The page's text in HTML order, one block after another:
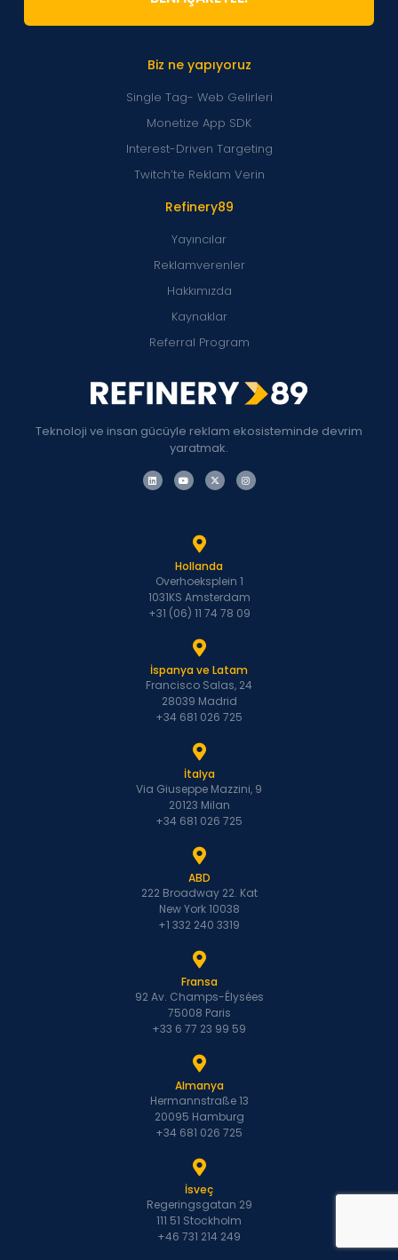
Teknoloji ve insan gücüyle reklam ekosisteminde devrim
yaratmak.
Refinery89
Yayıncılar
Reklamverenler
Hakkımızda
Kaynaklar
Referral Program
Biz ne yapıyoruz
Single Tag- Web Gelirleri
Monetize App SDK
Interest-Driven Targeting
Twitch’te Reklam Verin
Hollanda
Overhoeksplein 1
1031KS Amsterdam
+31 (06) 11 74 78 09
İspanya ve Latam
Francisco Salas, 24
28039 Madrid
+34 681 026 725
İtalya
Via Giuseppe Mazzini, 9
20123 Milan
+34 681 026 725
ABD
222 Broadway 22. Kat
New York 10038
+1 332 240 3319
Fransa
92 Av. Champs-Élysées
75008 Paris
+33 6 77 23 99 59
Almanya
Hermannstraße 13
20095 Hamburg
+34 681 026 725
İsveç
Regeringsgatan 29
111 51 Stockholm
+46 731 214 249